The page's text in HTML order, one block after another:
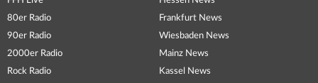
80er Radio
90er Radio
2000er Radio
Rock Radio
Frankfurt News
Wiesbaden News
Mainz News
Kassel News